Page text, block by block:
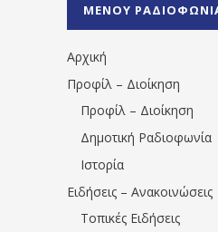
ΜΕΝΟΥ
Αρχική
Προφίλ – Διοίκηση
Προφίλ – Διοίκηση
Δημοτική Ραδιοφωνία
Ιστορία
Ειδήσεις – Ανακοινώσεις
Τοπικές Ειδήσεις